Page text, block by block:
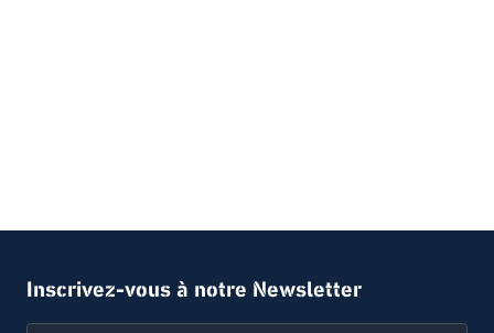
Inscrivez-vous à notre Newsletter